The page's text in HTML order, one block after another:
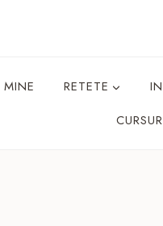
MINE RETETE